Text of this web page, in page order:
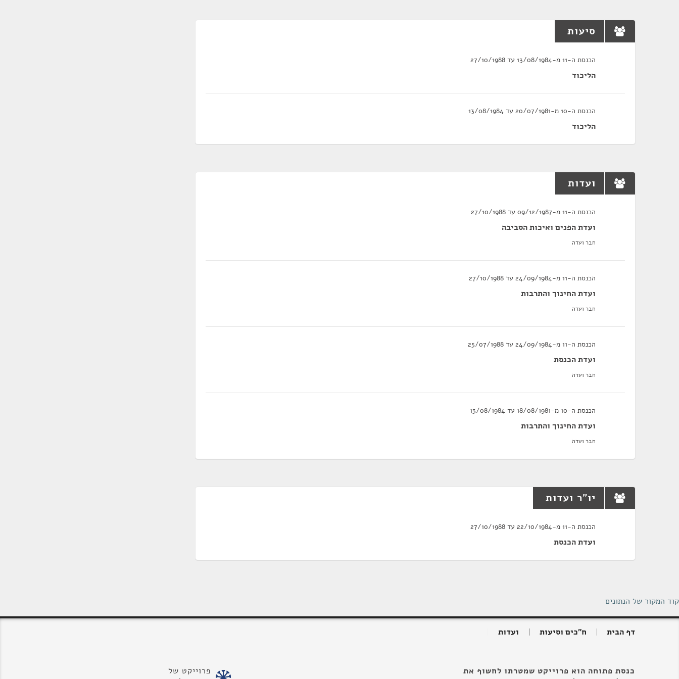
סיעות
הכנסת ה-11 מ-13/08/1984 עד 27/10/1988
הליכוד
הכנסת ה-10 מ-20/07/1981 עד 13/08/1984
הליכוד
ועדות
הכנסת ה-11 מ-09/12/1987 עד 27/10/1988
ועדת הפנים ואיכות הסביבה
חבר ועדה
הכנסת ה-11 מ-24/09/1984 עד 27/10/1988
ועדת החינוך והתרבות
חבר ועדה
הכנסת ה-11 מ-24/09/1984 עד 25/07/1988
ועדת הכנסת
חבר ועדה
הכנסת ה-10 מ-18/08/1981 עד 13/08/1984
ועדת החינוך והתרבות
חבר ועדה
יו"ר ועדות
הכנסת ה-11 מ-22/10/1984 עד 27/10/1988
ועדת הכנסת
קוד המקור של הנתונים
דף הבית ח"כים וסיעות ועדות
כנסת פתוחה הוא פרוייקט שמטרתו לחשוף את
פרוייקט של